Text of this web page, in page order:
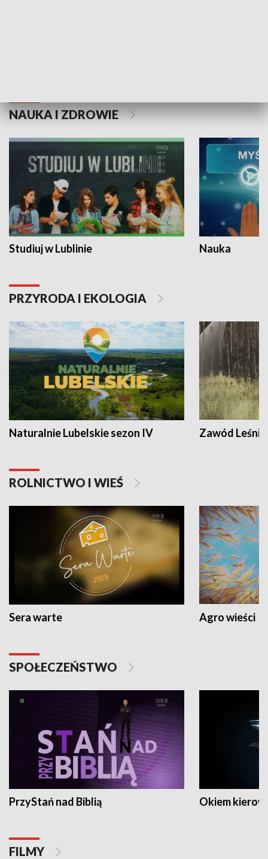
NAUKA I ZDROWIE
Studiuj w Lublinie Nauka
PRZYRODA I EKOLOGIA
Naturalnie Lubelskie sezon IV Zawód Leśnik
ROLNICTWO I WIEŚ
Sera warte Agro wieści
SPOŁECZEŃSTWO
PrzyStań nad Biblią Okiem
FILMY